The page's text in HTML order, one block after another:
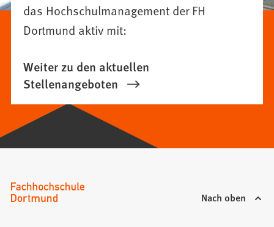
das Hochschulmanagement der FH
Dortmund aktiv mit:
Weiter zu den aktuellen
Stellenangeboten
Nach oben